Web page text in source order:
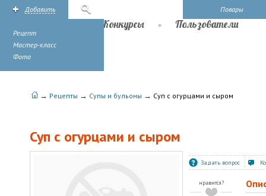
Повары
Добавить
Рецепт
Мастер-класс
Фото
Конкурсы Пользователи
→ Рецепты → Супы и бульоны → Суп с огурцами и сыром
Суп с огурцами и сыром
Задать вопрос
нравится?